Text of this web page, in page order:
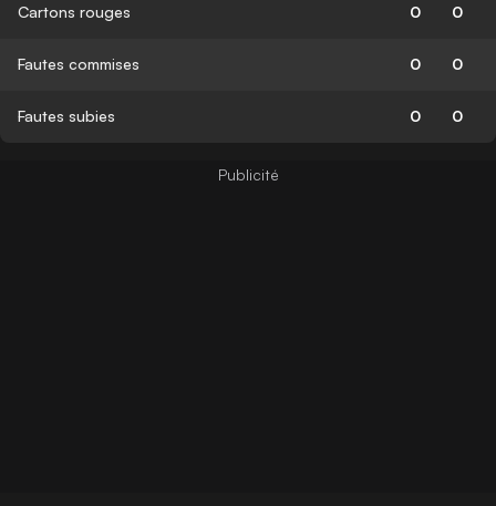
Cartons rouges 0 0
Fautes commises 0 0
Fautes subies 0 0